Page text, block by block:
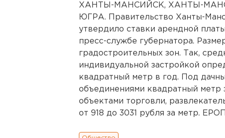
ХАНТЫ-МАНСИЙСК, ХАНТЫ-
ЮГРА. Правительство Ханты-
утвердило ставки арендной
пресс-службе губернатора.
градостроительных зон. Так,
индивидуальной застройкой
квадратный метр в год. Под
объединениями квадратный метр
объектами торговли,
от 918 до 3031 рубля за метр.